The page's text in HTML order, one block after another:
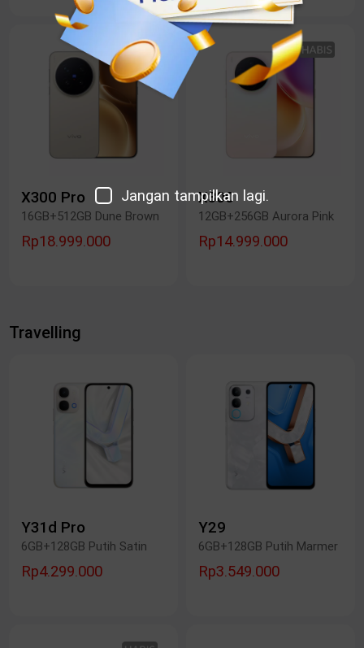
X300 Pro
16GB+512GB Dune Brown
Rp18.999.000
X300
12GB+256GB Aurora Pink
Rp14.999.000
Travelling
Y31d Pro
6GB+128GB Putih Satin
Rp4.299.000
Y29
6GB+128GB Putih Marmer
Rp3.549.000
Jangan tampilkan lagi.